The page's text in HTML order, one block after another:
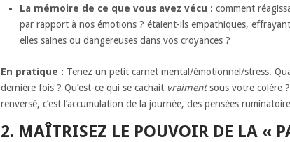
La mémoire de ce que vous avez vécu : comment
par rapport à nos émotions ? étaient-ils empathiques,
elles saines ou dangereuses dans vos croyances ?
En pratique : Tenez un petit carnet mental/émotionnel/stress.
dernière fois ? Qu’est-ce qui se cachait vraimentsous votre colère
renversé, c’est l’accumulation de la journée, des pensées
2. MAÎTRISEZ LE POUVOIR DE LA «